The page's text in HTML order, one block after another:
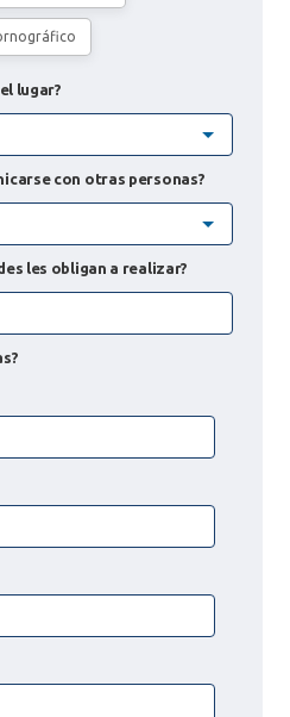
lugar?
con otras personas?
les obligan a realizar?